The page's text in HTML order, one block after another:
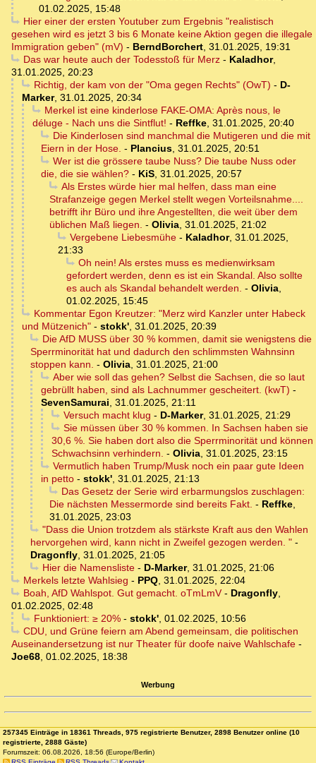
01.02.2025, 15:48
Hier einer der ersten Youtuber zum Ergebnis "realistisch
gesehen wird es jetzt 3 bis 6 Monate keine Aktion gegen die illegale
Immigration geben" (mV) - BerndBorchert, 31.01.2025, 19:31
Das war heute auch der Todesstoß für Merz- Kaladhor,
31.01.2025, 20:23
Richtig, der kam von der "Oma gegen Rechts" (OwT) - D-
Marker, 31.01.2025, 20:34
Merkel ist eine kinderlose FAKE-OMA: Après nous, le
déluge - Nach uns die Sintflut! - Reffke, 31.01.2025, 20:40
Die Kinderlosen sind manchmal die Mutigeren und die mit
Eiern in der Hose. - Plancius, 31.01.2025, 20:51
Wer ist die grössere taube Nuss? Die taube Nuss oder
die, die sie wählen? - KiS, 31.01.2025, 20:57
Als Erstes würde hier mal helfen, dass man eine
Strafanzeige gegen Merkel stellt wegen Vorteilsnahme....
betrifft ihr Büro und ihre Angestellten, die weit über dem
üblichen Maß liegen. - Olivia, 31.01.2025, 21:02
Vergebene Liebesmühe- Kaladhor, 31.01.2025,
21:33
Oh nein! Als erstes muss es medienwirksam
gefordert werden, denn es ist ein Skandal. Also sollte
es auch als Skandal behandelt werden. - Olivia,
01.02.2025, 15:45
Kommentar Egon Kreutzer: "Merz wird Kanzler unter Habeck
und Mützenich" - stokk', 31.01.2025, 20:39
Die AfD MUSS über 30 % kommen, damit sie wenigstens die
Sperrminorität hat und dadurch den schlimmsten Wahnsinn
stoppen kann. - Olivia, 31.01.2025, 21:00
Aber wie soll das gehen? Selbst die Sachsen, die so laut
gebrüllt haben, sind als Lachnummer gescheitert. (kwT) -
SevenSamurai, 31.01.2025, 21:11
Versuch macht klug - D-Marker, 31.01.2025, 21:29
Sie müssen über 30 % kommen. In Sachsen haben sie
30,6 %. Sie haben dort also die Sperrminorität und können
Schwachsinn verhindern. - Olivia, 31.01.2025, 23:15
Vermutlich haben Trump/Musk noch ein paar gute Ideen
in petto - stokk', 31.01.2025, 21:13
Das Gesetz der Serie wird erbarmungslos zuschlagen:
Die nächsten Messermorde sind bereits Fakt. - Reffke,
31.01.2025, 23:03
"Dass die Union trotzdem als stärkste Kraft aus den Wahlen
hervorgehen wird, kann nicht in Zweifel gezogen werden. " -
Dragonfly, 31.01.2025, 21:05
Hier die Namensliste- D-Marker, 31.01.2025, 21:06
Merkels letzte Wahlsieg - PPQ, 31.01.2025, 22:04
Boah, AfD Wahlspot. Gut gemacht. oTmLmV- Dragonfly,
01.02.2025, 02:48
Funktioniert: ≥ 20%- stokk', 01.02.2025, 10:56
CDU, und Grüne feiern am Abend gemeinsam, die politischen
Auseinandersetzung ist nur Theater für doofe naive Wahlschafe -
Joe68, 01.02.2025, 18:38
Werbung
257345 Einträge in 18361 Threads, 975 registrierte Benutzer, 2898 Benutzer online (10
registrierte, 2888 Gäste)
Forumszeit: 06.08.2026, 18:56 (Europe/Berlin)